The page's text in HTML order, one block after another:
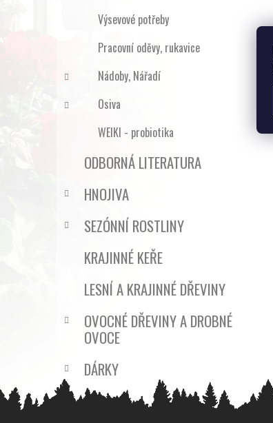
Výsevové potřeby
Pracovní oděvy, rukavice
Nádoby, Nářadí
Osiva
WEIKI - probiotika
ODBORNÁ LITERATURA
HNOJIVA
SEZÓNNÍ ROSTLINY
KRAJINNÉ KEŘE
LESNÍ A KRAJINNÉ DŘEVINY
OVOCNÉ DŘEVINY A DROBNÉ
OVOCE
DÁRKY